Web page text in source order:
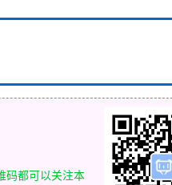
码都可以关注本